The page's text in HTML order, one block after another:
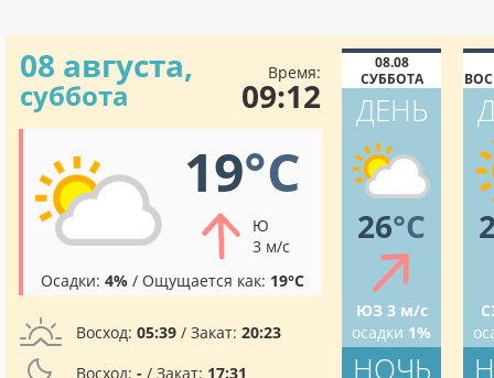
08 августа,
суббота
Время:
09:12
19°C
Ю
3 м/с
Осадки: 4% / Ощущается как: 19°C
Восход: 05:39 / Закат: 20:23
Восход: - / Закат: 17:31
08.08
СУББОТА
ДЕНЬ
26°C
ЮЗ 3 м/с
осадки 1%
НОЧЬ